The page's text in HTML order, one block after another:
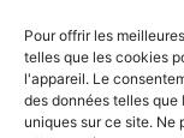
Pour offrir les
telles que les cookies
l'appareil. Le
des données telles
uniques sur ce site. Ne
Abonnez-vous à